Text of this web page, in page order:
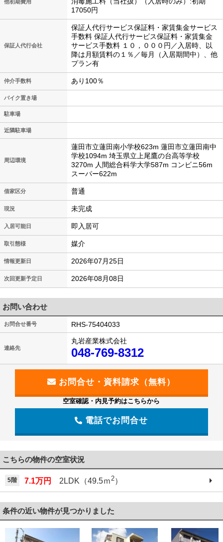
他初期費用
17050円
保証人代行会社
保証人代行サービス保証料・家賃集金サービス
手数料 保証人代行サービス保証料・家賃集金
サービス手数料 １０，０００円／入居時、以
降は月額賃料の１％／毎月（入居期間中）、他
プラン有
仲介手数料 あり100％
バイク置き場
駐車場
近隣駐車場
周辺環境
蓮田市立蓮田南小学校623m 蓮田市立蓮田南中
学校1094m 埼玉県立上尾鷹の台高等学校
3270m 人間総合科学大学587m コンビニ56m
スーパー622m
借家区分 普通
現況 未完成
入居可能日 即入居可
取引態様 媒介
情報更新日 2026年07月25日
次回更新予定日 2026年08月08日
お問い合わせ
お問合せ番号 RHS-75404033
連絡先
丸岩産業株式会社
048-769-8312
空室確認・内見予約はこちらから
電話でお問合せ
こちらの物件の空室状況
5階 7.1万円 2LDK（49.5ｍ 2）
条件の近い物件が見つかりました